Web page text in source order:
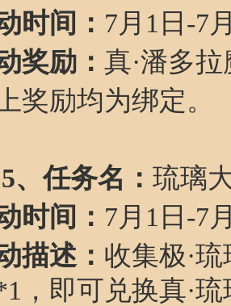
时间： 7月1日-7
奖励： 真·潘多
奖励均为绑定。
、任务名： 琉璃
时间： 7月1日-7
描述： 收集极·
，即可兑换真·